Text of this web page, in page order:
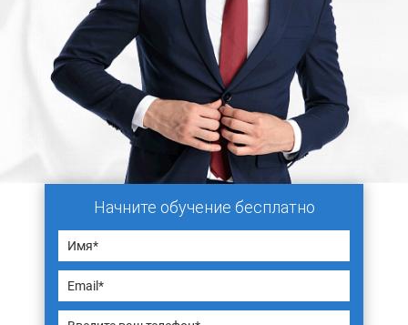
Начните обучение бесплатно